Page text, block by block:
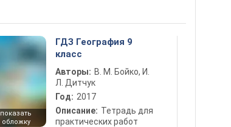
показать
обложку
ГДЗ География 9
класс
Авторы: В. М. Бойко, И.
Л. Дитчук
Год: 2017
Описание: Тетрадь для
практических работ